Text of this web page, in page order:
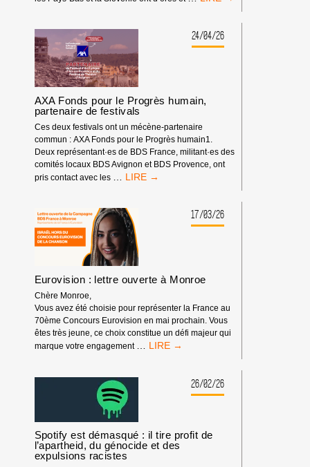
DE
CHANSON
2026
CONCOURS
EUROVISION
DE
UN
BOYCOTT
PRÉCÉDENT
24/04/26
AXA Fonds pour le Progrès humain,
partenaire de festivals
Ces deux festivals ont un mécène-partenaire
commun : AXA Fonds pour le Progrès humain1.
Deux représentant·es de BDS France, militant·es des
comités locaux BDS Avignon et BDS Provence, ont
pris contact avec les … AXA
LE
PROGRÈS
HUMAIN,
PARTENAIRE
DE
FESTIVALS
17/03/26
Eurovision : lettre ouverte à Monroe
Chère Monroe,
Vous avez été choisie pour représenter la France au
70ème Concours Eurovision en mai prochain. Vous
êtes très jeune, ce choix constitue un défi majeur qui
marque votre engagement … EUROVISION
OUVERTE26/02/26
Spotify est démasqué : il tire profit de
l’apartheid, du génocide et des
expulsions racistes